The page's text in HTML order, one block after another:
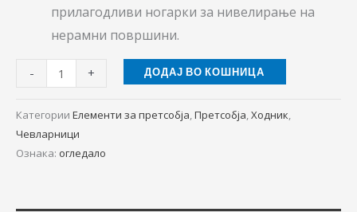
прилагодливи ногарки за нивелирање на
нерамни површини.
- + ДОДАЈ ВО КОШНИЦА
Категории Елементи за претсобја,Претсобја,Ходник,
Чевларници
Ознака: огледало